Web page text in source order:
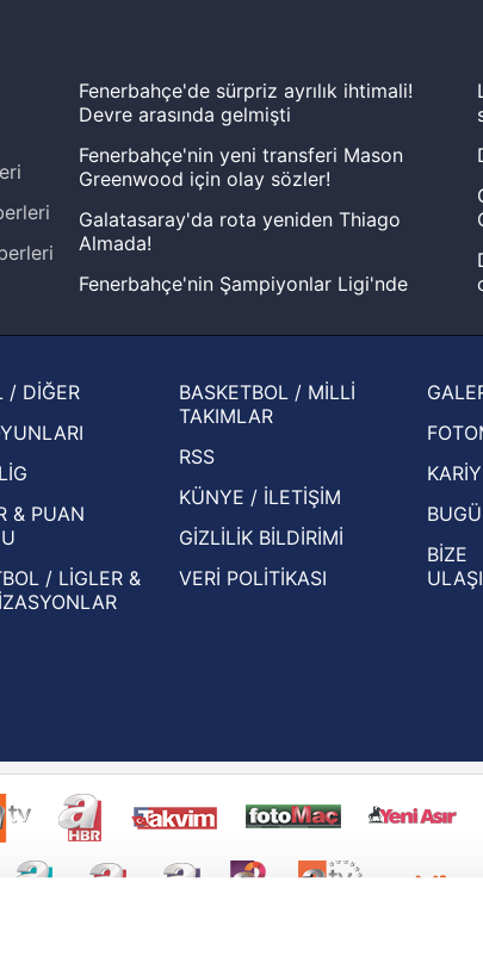
Fenerbahçe'de sürpriz ayrılık ihtimali!
Devre arasında gelmişti
Fenerbahçe'nin yeni transferi Mason
Greenwood için olay sözler!
Galatasaray'da rota yeniden Thiago
Almada!
Fenerbahçe'nin Şampiyonlar Ligi'nde
Zabrze'yi elerlerse...
basından gündem olan manşetler!
Beşiktaş'ın UEFA Avrupa Ligi'nde 3. Ön
Eleme Turu muhtemel rakipleri belli oldu!
/ DİĞER
& PUAN
/ LİGLER &
BASKETBOL / MİLLİ
TAKIMLAR
RSS
KÜNYE / İLETİŞİM
GİZLİLİK BİLDİRİMİ
VERİ POLİTİKASI
BİZE